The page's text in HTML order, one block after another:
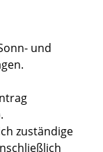
und
zuständige